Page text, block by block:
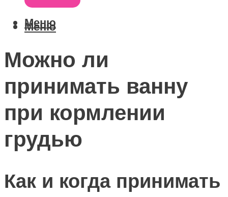
Меню
Меню
Можно ли
принимать ванну
при кормлении
грудью
Как и когда принимать